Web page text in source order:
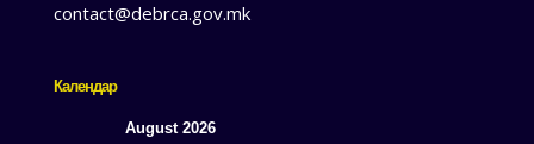
contact@debrca.gov.mk
Календар
August 2026